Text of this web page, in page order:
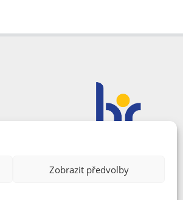
Zobrazit předvolby